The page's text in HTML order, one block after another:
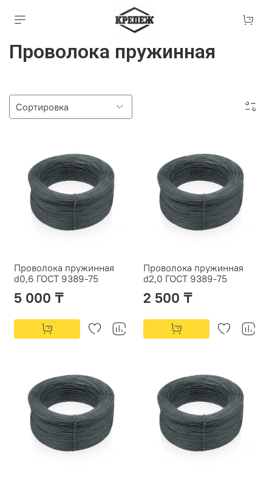
Проволока пружинная
Проволока пружинная
d0,6 ГОСТ 9389-75
5 000 ₸
Проволока пружинная
d2,0 ГОСТ 9389-75
2 500 ₸